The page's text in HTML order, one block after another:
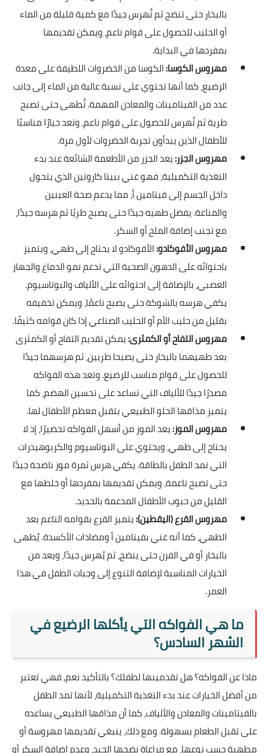
بالبخار حتى تنضج ثم تُهرس جيدًا مع كمية قليلة من الماء
أو الحليب للحصول على قوام ناعم، ويمكن تقديمها
بمفردها في البداية.
مهروس الكوسا:الكوسا من الخضروات اللطيفة على معدة
الرضيع، كما أنها تحتوي على نسبة عالية من الماء إلى جانب
عدد من الفيتامينات والمعادن المهمة. تُطهى حتى تصبح
طرية ثم تُهرس للحصول على قوام ناعم، وتعد خيارًا مناسبًا
للأطفال الذين يبدأون تجربة الخضروات لأول مرة.
مهروس الجزر:يعد الجزر من الأطعمة الشائعة عند بدء
التغذية التكميلية، فهو غني ببيتا كاروتين الذي يتحول
داخل الجسم إلى فيتامين أ، مما يدعم صحة العينين
والمناعة. يفضل طهيه جيدًا حتى يصبح طريًا ثم هرسه جيدًا،
مع تجنب إضافة الملح أو السكر.
مهروس الأفوكادو:الأفوكادو لا يحتاج إلى طهي، ويتميز
باحتوائه على الدهون الصحية التي تدعم نمو الدماغ والجهاز
العصبي، بالإضافة إلى احتوائه على الألياف والبوتاسيوم.
يكفي هرسه بالشوكة حتى يصبح ناعمًا، ويمكن تخفيفه
بقليل من حليب الأم أو الحليب الصناعي إذا كان قوامه كثيفًا.
مهروس التفاح أو الكمثرى:يمكن تقديم التفاح أو الكمثرى
بعد طهيهما بالبخار حتى يصبحا طريين، ثم هرسهما جيدًا
للحصول على قوام مناسب للرضيع. وتعد هذه الفواكه
مصدرًا جيدًا للألياف التي تساعد على تحسين الهضم، كما
يتميز مذاقها الحلو الطبيعي بتقبل معظم الأطفال لها.
مهروس الموز:يعد الموز من أسهل الفواكه تحضيرًا، إذ لا
يحتاج إلى طهي، ويحتوي على البوتاسيوم والكربوهيدرات
التي تمد الطفل بالطاقة. يكفي هرس ثمرة موز ناضجة جيدًا
حتى تصبح ناعمة، ويمكن تقديمها بمفردها أو خلطها مع
القليل من حبوب الأطفال المدعمة بالحديد.
مهروس القرع (اليقطين):يتميز القرع بقوامه الناعم بعد
الطهي، كما أنه غني بفيتامين أ ومضادات الأكسدة. يُطهى
بالبخار أو في الفرن حتى ينضج، ثم يُهرس جيدًا، ويعد من
الخيارات المناسبة لإضافة التنوع إلى وجبات الطفل في هذا
العمر.
ما هي الفواكه التي يأكلها الرضيع في
الشهر السادس؟
ماذا عن الفواكه؟ هل تقدمينها لطفلك؟ بالتأكيد نعم, فهي تعتبر
من أفضل الخيارات عند بدء التغذية التكميلية، لأنها تمد الطفل
بالفيتامينات والمعادن والألياف، كما أن مذاقها الطبيعي يساعده
على تقبل الطعام بسهولة. ومع ذلك، ينبغي تقديمها مهروسة أو
مطهية حسب نوعها، مع مراعاة نضجها الجيد، وعدم إضافة السكر أو